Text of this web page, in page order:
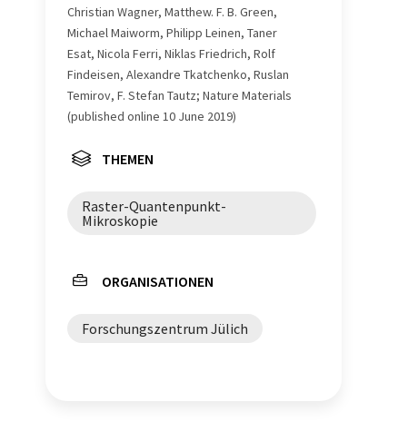
Christian Wagner, Matthew. F. B. Green,
Michael Maiworm, Philipp Leinen, Taner
Esat, Nicola Ferri, Niklas Friedrich, Rolf
Findeisen, Alexandre Tkatchenko, Ruslan
Temirov, F. Stefan Tautz; Nature Materials
(published online 10 June 2019)
THEMEN
Raster-Quantenpunkt-
Mikroskopie
ORGANISATIONEN
Forschungszentrum Jülich